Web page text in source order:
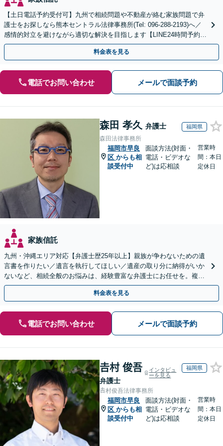
【土日電話予約受付可】九州で相続問題や不動産が絡む家族問題で弁
護士をお探しなら熊本セントラル法律事務所(Tel: 096-288-2193)へ／
感情的対立を避けながら適切な解決を目指します【LINE24時間予約受
付可】【休日・夜間相談可】
料金表を見る
電話でお問い合わせ メールで面談予約
森田 孝久 弁護士 福岡県
森田法律事務所
福岡市早良
区 からも相
談受付中
面談方法(対面・
電話・ビデオな
ど)は応相談
営業時
間：本日
定休日
家族信託
九州・沖縄エリア対応【弁護士歴25年以上】親族が争わないための遺
言書を作りたい／遺言を執行してほしい／遺産の取り分に納得がいか
ないなど、相続全般のお悩みは、経験豊富な弁護士にお任せを。複雑
な問題も粘り強く対応し、解決に導きます。
料金表を見る
電話でお問い合わせ メールで面談予約
𠮷村 俊吾
弁護士
インタビュ
ーを見る
福岡県
𠮷村俊吾法律事務所
福岡市早良
区 からも相
談受付中
面談方法(対面・
電話・ビデオな
ど)は応相談
営業時
間：本日
定休日